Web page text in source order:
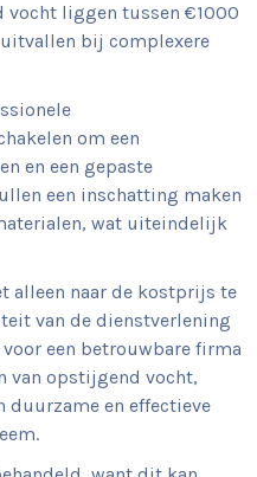
vocht liggen tussen €1000
bij complexere
om een
en een gepaste
een inschatting maken
wat uiteindelijk
alleen naar de kostprijs te
van de dienstverlening
een betrouwbare firma
van opstijgend vocht,
duurzame en effectieve